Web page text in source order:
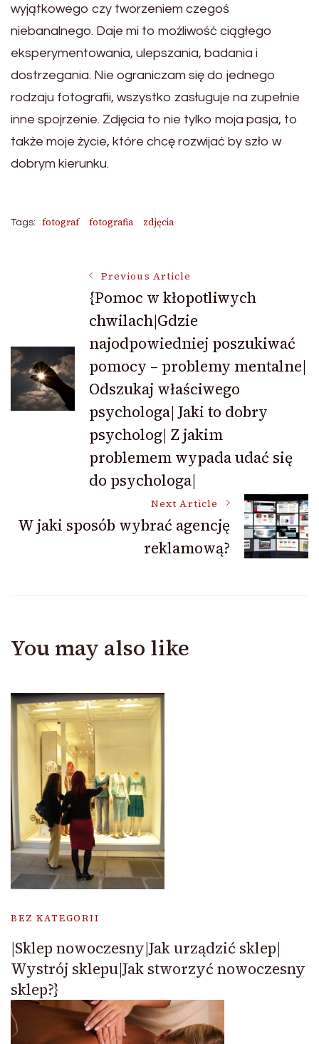
wyjątkowego czy tworzeniem czegoś
niebanalnego. Daje mi to możliwość ciągłego
eksperymentowania, ulepszania, badania i
dostrzegania. Nie ograniczam się do jednego
rodzaju fotografii, wszystko zasługuje na zupełnie
inne spojrzenie. Zdjęcia to nie tylko moja pasja, to
także moje życie, które chcę rozwijać by szło w
dobrym kierunku.
Tags: fotograf fotografia zdjęcia
Navigation
Previous Article
{Pomoc w kłopotliwych
chwilach|Gdzie
najodpowiedniej poszukiwać
pomocy – problemy mentalne|
Odszukaj właściwego
psychologa| Jaki to dobry
psycholog| Z jakim
problemem wypada udać się
do psychologa|
Next Article
W jaki sposób wybrać agencję
reklamową?
You may also like
BEZ KATEGORII
|Sklep nowoczesny|Jak urządzić sklep|
Wystrój sklepu|Jak stworzyć nowoczesny
sklep?}